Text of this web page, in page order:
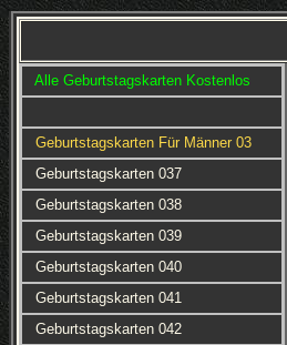
Alle Geburtstagskarten Kostenlos
Geburtstagskarten Für Männer 03
Geburtstagskarten 037
Geburtstagskarten 038
Geburtstagskarten 039
Geburtstagskarten 040
Geburtstagskarten 041
Geburtstagskarten 042